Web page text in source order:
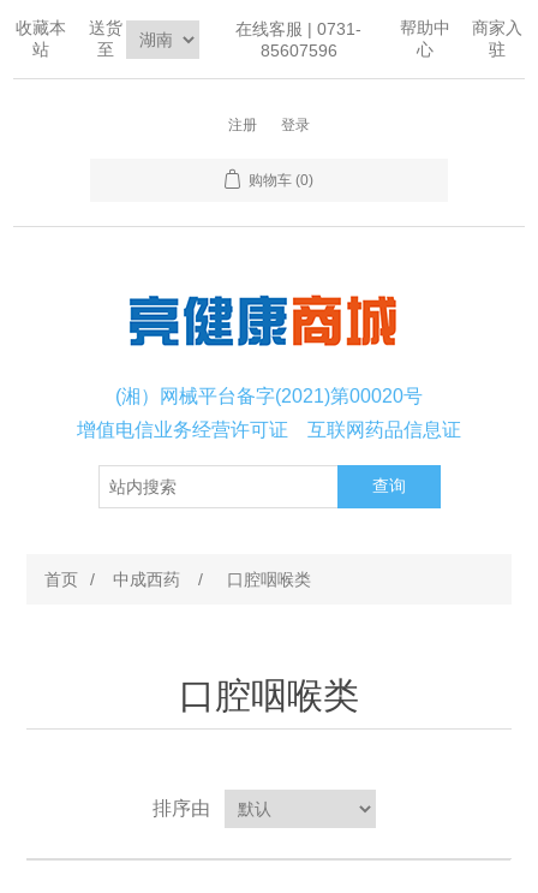
收藏本
站
送货
至
在线客服 | 0731-
85607596
帮助中
心
商家入
驻
注册 登录
购物车 (0)
(湘）网械平台备字(2021)第00020号
增值电信业务经营许可证
互联网药品信息证
首页 / 中成西药 / 口腔咽喉类
口腔咽喉类
排序由